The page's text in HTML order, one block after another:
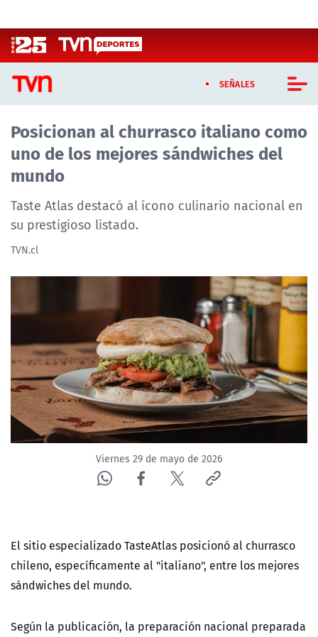
SEÑALES
CASTING MASTERCHEF CHILE
CASTING TVN VERTICAL
TVN VERTICAL
TVN PLAY
ACTUALIDAD Y TENDENCIAS
CORPORATIVO Y TRANSPARENCIA
CANAL DE DENUNCIAS
ÁREA DE PROYECTOS
Posicionan al churrasco italiano como
uno de los mejores sándwiches del
mundo
Taste Atlas destacó al ícono culinario nacional en
su prestigioso listado.
TVN.cl
Viernes 29 de mayo de 2026
El sitio especializado TasteAtlas posicionó al churrasco
chileno, específicamente al "italiano", entre los mejores
sándwiches del mundo.
Según la publicación, la preparación nacional preparada